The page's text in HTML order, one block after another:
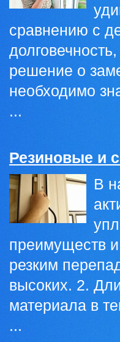
сравнению с
решение о
необходимо
...
Резиновые и
В
преимуществ
резким
высоких. 2.
материала в
...